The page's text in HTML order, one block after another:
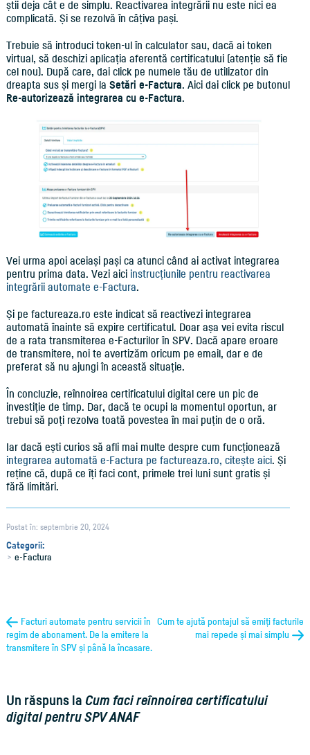
știi deja cât e de simplu. Reactivarea integrării nu este nici ea
complicată. Și se rezolvă în câțiva pași.
Trebuie să introduci token-ul în calculator sau, dacă ai token
virtual, să deschizi aplicația aferentă certificatului (atenție să fie
cel nou). După care, dai click pe numele tău de utilizator din
dreapta sus și mergi la Setări e-Factura. Aici dai click pe butonul
Re-autorizează integrarea cu e-Factura.
Vei urma apoi aceiași pași ca atunci când ai activat integrarea
pentru prima data. Vezi aici instrucțiunile pentru reactivarea
integrării automate e-Factura.
Și pe factureaza.ro este indicat să reactivezi integrarea
automată înainte să expire certificatul. Doar așa vei evita riscul
de a rata transmiterea e-Facturilor în SPV. Dacă apare eroare
de transmitere, noi te avertizăm oricum pe email, dar e de
preferat să nu ajungi în această situație.
În concluzie, reînnoirea certificatului digital cere un pic de
investiție de timp. Dar, dacă te ocupi la momentul oportun, ar
trebui să poți rezolva toată povestea în mai puțin de o oră.
Iar dacă ești curios să afli mai multe despre cum funcționează
integrarea automată e-Factura pe factureaza.ro, citește aici. Și
reține că, după ce îți faci cont, primele trei luni sunt gratis și
fără limitări.
Postat în: septembrie 20, 2024
Categorii:
e-Factura
Facturi automate pentru servicii în
regim de abonament. De la emitere la
transmitere în SPV și până la încasare.
Cum te ajută pontajul să emiți facturile
mai repede și mai simplu
Un răspuns la Cum faci reînnoirea certificatului
digital pentru SPV ANAF